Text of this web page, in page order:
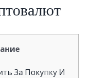
За Покупку И